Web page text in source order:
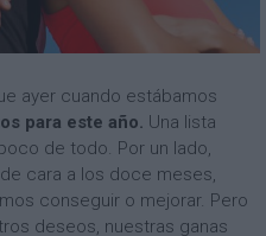
ayer cuando estábamos
para este año. Una lista
de todo. Por un lado,
cara a los doce meses,
conseguir o mejorar. Pero
deseos, nuestras ganas